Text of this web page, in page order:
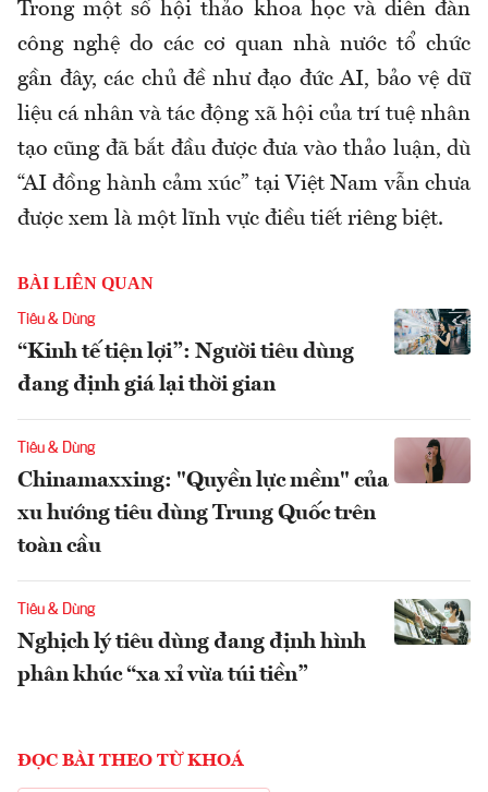
Trong một số hội thảo khoa học và diễn đàn
công nghệ do các cơ quan nhà nước tổ chức
gần đây, các chủ đề như đạo đức AI, bảo vệ dữ
liệu cá nhân và tác động xã hội của trí tuệ nhân
tạo cũng đã bắt đầu được đưa vào thảo luận, dù
“AI đồng hành cảm xúc” tại Việt Nam vẫn chưa
được xem là một lĩnh vực điều tiết riêng biệt.
BÀI LIÊN QUAN
Tiêu & Dùng
“Kinh tế tiện lợi”: Người tiêu dùng
đang định giá lại thời gian
Tiêu & Dùng
Chinamaxxing: "Quyền lực mềm" của
xu hướng tiêu dùng Trung Quốc trên
toàn cầu
Tiêu & Dùng
Nghịch lý tiêu dùng đang định hình
phân khúc “xa xỉ vừa túi tiền”
ĐỌC BÀI THEO TỪ KHOÁ